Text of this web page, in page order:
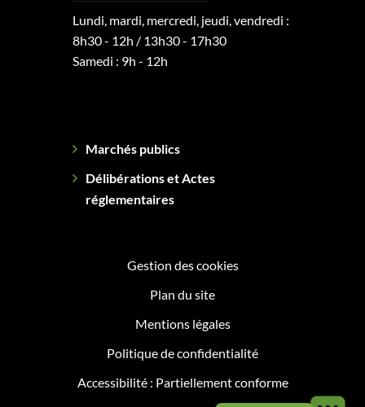
Lundi, mardi, mercredi, jeudi, vendredi :
8h30 - 12h / 13h30 - 17h30
Samedi : 9h - 12h
Marchés publics
Délibérations et Actes
réglementaires
Gestion des cookies
Plan du site
Mentions légales
Politique de confidentialité
Accessibilité : Partiellement conforme